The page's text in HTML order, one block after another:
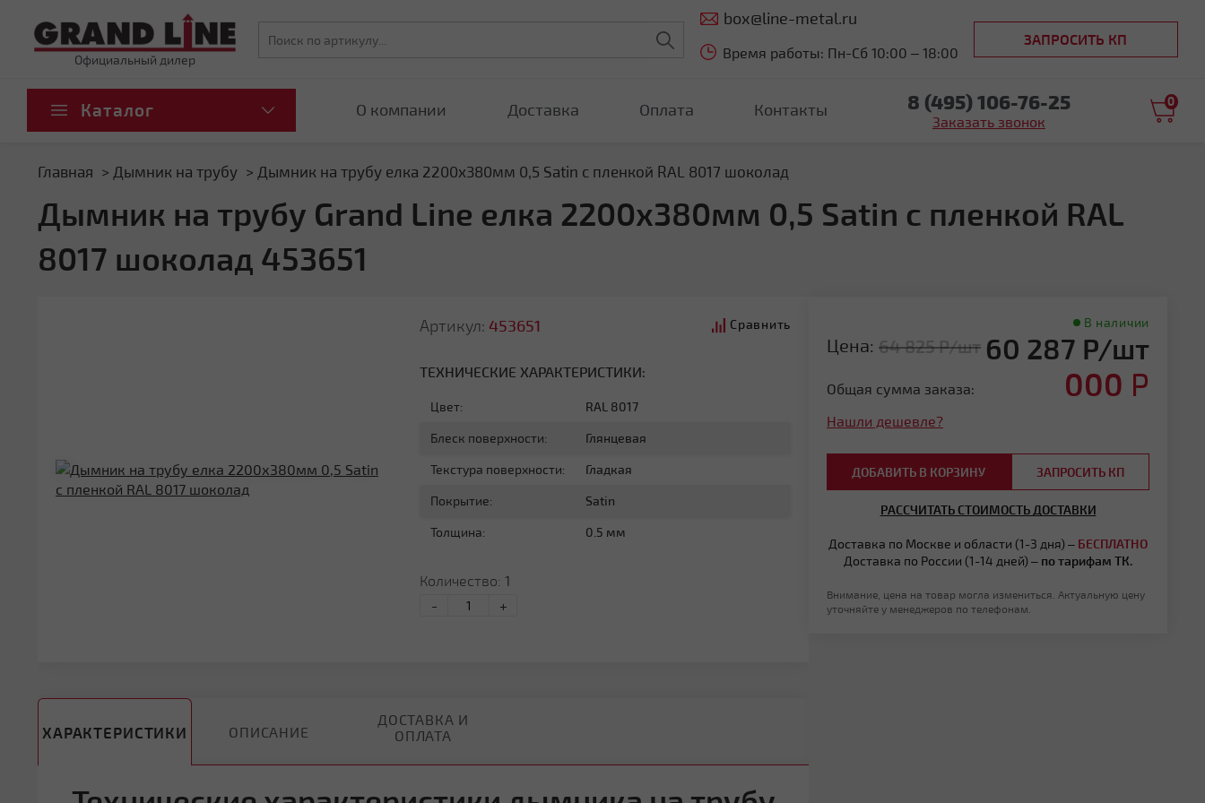
Официальный дилер
box@line-metal.ru
Время работы: Пн-Сб 10:00 – 18:00
ЗАПРОСИТЬ КП
Каталог О компании Доставка Оплата Контакты 8 (495) 106-76-25
Заказать звонок
0
Главная Дымник на трубу Дымник на трубу елка 2200х380мм 0,5 Satin с пленкой RAL 8017 шоколад
Дымник на трубу Grand Line елка 2200х380мм 0,5 Satin с пленкой RAL
8017 шоколад 453651
Артикул: 453651 Сравнить
ТЕХНИЧЕСКИЕ ХАРАКТЕРИСТИКИ:
Цвет: RAL 8017
Блеск поверхности: Глянцевая
Текстура поверхности: Гладкая
Покрытие: Satin
Толщина: 0.5 мм
Количество: 1
-
+
ХАРАКТЕРИСТИКИ ОПИСАНИЕ
ДОСТАВКА И
ОПЛАТА
В наличии
Цена: 64 825 Р/шт 60 287 Р/шт
Общая сумма заказа: 000 Р
Нашли дешевле?
ДОБАВИТЬ В КОРЗИНУ ЗАПРОСИТЬ КП
РАССЧИТАТЬ СТОИМОСТЬ ДОСТАВКИ
Доставка по Москве и области (1-3 дня) – БЕСПЛАТНО
Доставка по России (1-14 дней) – по тарифам ТК.
Внимание, цена на товар могла измениться. Актуальную цену
уточняйте у менеджеров по телефонам.